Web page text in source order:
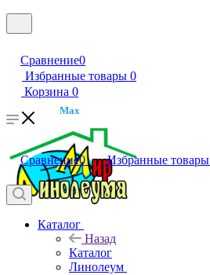
Сравнение0
Избранные товары 0
Корзина 0
Max
Сравнение0 Избранные товары
Каталог
Назад
Каталог
Линолеум